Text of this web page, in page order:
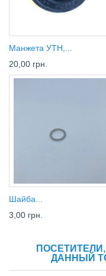
Манжета УТН,...
20,00 грн.
Шайба...
3,00 грн.
ДАННЫЙ